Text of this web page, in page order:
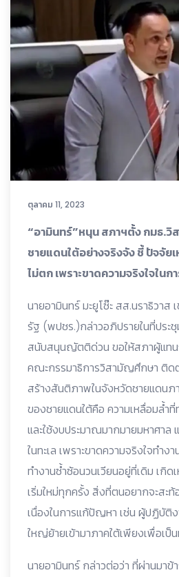
ตุลาคม 11, 2023
“อามินทร์”หนุน สภาฯตั้ง กมธ.
ชายแดนใต้อย่างจริงจัง ชี้ ปัจจั
ไม่ตก เพราะขาดความจริงใจในก
นายอามินทร์ มะยูโซ๊ะ สส.นราธิวาส
รัฐ (พปชร.)กล่าวอภิปรายในที่ประ
สนับสนุนญัตติด่วน ขอให้สภาผู้แท
คณะกรรมาธิการวิสามัญศึกษา ติด
สร้างสันติภาพในจังหวัดชายแดนภ
ของชายแดนใต้คือ ความเหลื่อมล้ำ
และใช้งบประมาณมากมายมหาศาล
ในทะเล เพราะขาดความจริงใจทำง
ทำงานซ้ำซ้อนวนเวียนอยู่ที่เดิม เกิ
เริ่มใหม่ทุกครั้ง สิ่งที่ตนอยากจะสะ
เนื่องในการแก้ปัญหา เช่น ผู้ปฏิบัติ
ใหญ่ย้ายเข้ามาภาคใต้เพียงเพื่อเป็
นายอามินทร์ กล่าวต่อว่า ที่ผ่านมาข้